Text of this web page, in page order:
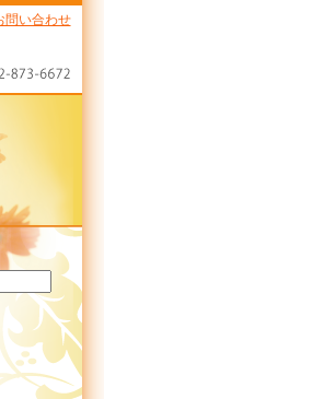
問い合わせ